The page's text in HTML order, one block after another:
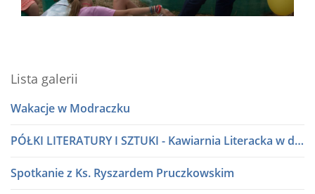
Lista galerii
Wakacje w Modraczku
PÓŁKI LITERATURY I SZTUKI - Kawiarnia Literacka w dialogu
Spotkanie z Ks. Ryszardem Pruczkowskim